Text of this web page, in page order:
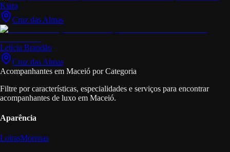
Kiara
Cruz das Almas
Letícia Brandão
Cruz das Almas
Acompanhantes em Maceió por Categoria
Filtre por características, especialidades e serviços para encontrar
acompanhantes de luxo em Maceió.
Aparência
LoirasMorenas